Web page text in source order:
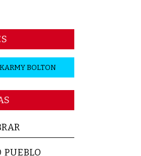
BOLTON
PUEBLO